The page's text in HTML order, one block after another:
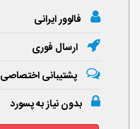
فالوور ایرانی
ارسال فوری
پشتیبانی اختصاصی
بدون نیاز به پسورد